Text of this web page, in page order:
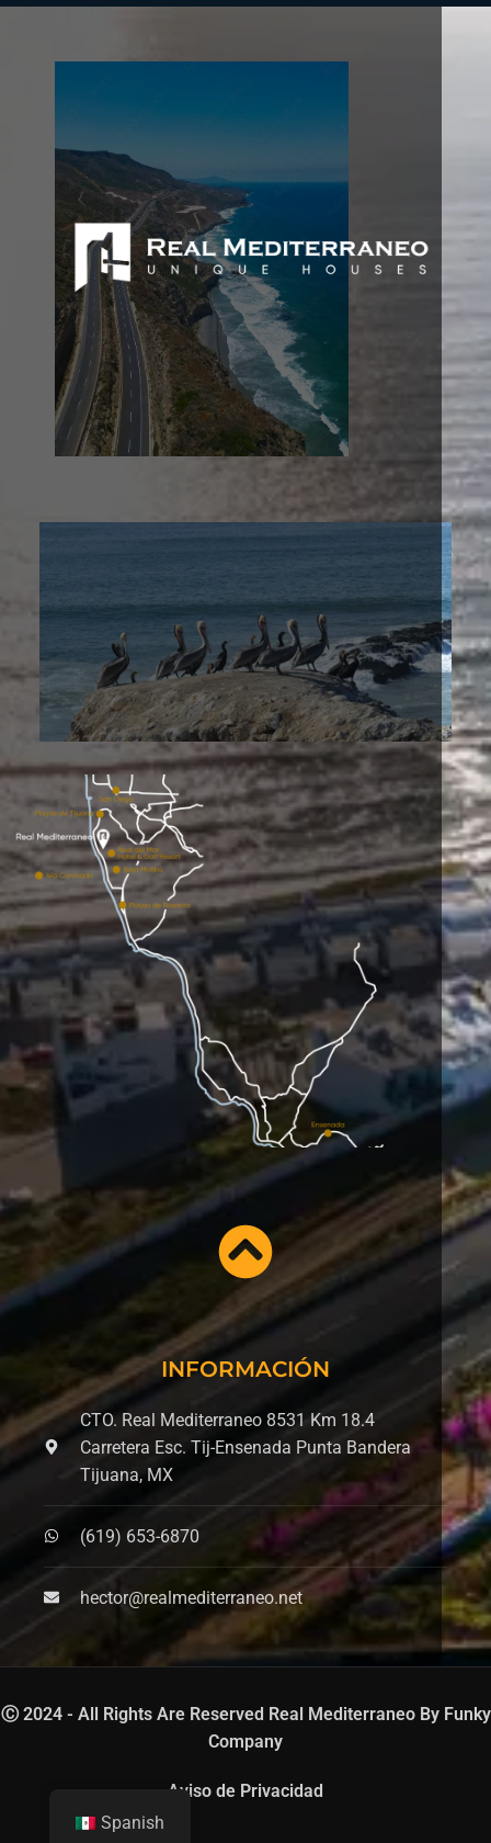
INFORMACIÓN
CTO. Real Mediterraneo 8531 Km 18.4
Carretera Esc. Tij-Ensenada Punta Bandera
Tijuana, MX
(619) 653-6870
hector@realmediterraneo.net
Ⓒ 2024 - All Rights Are Reserved Real Mediterraneo By Funky
Company
Aviso de Privacidad
Spanish